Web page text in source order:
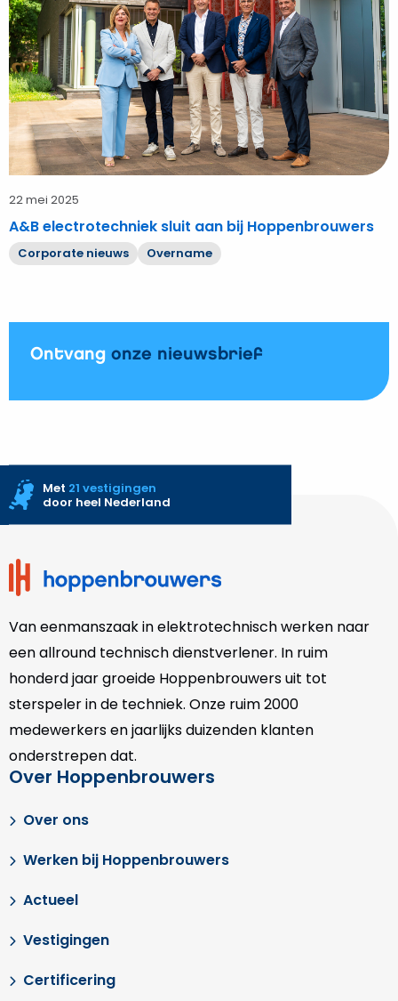
sluit
aan
bij
Hoppenbrouwers
22 mei 2025
A&B electrotechniek sluit aan bij Hoppenbrouwers
Corporate nieuws Overname
Ontvang onze nieuwsbrief
Site
Met 21 vestigingen
door heel Nederland
Van eenmanszaak in elektrotechnisch werken naar
een allround technisch dienstverlener. In ruim
honderd jaar groeide Hoppenbrouwers uit tot
sterspeler in de techniek. Onze ruim 2000
medewerkers en jaarlijks duizenden klanten
onderstrepen dat.
Over Hoppenbrouwers
Over ons
Werken bij Hoppenbrouwers
Actueel
Vestigingen
Certificering